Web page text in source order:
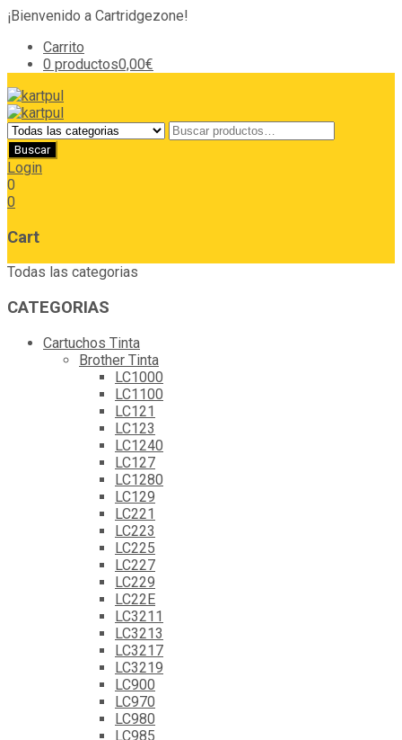
¡Bienvenido a Cartridgezone!
Carrito
0 productos0,00€
Login
0
0
Cart
Todas las categorias
CATEGORIAS
Cartuchos Tinta
Brother Tinta
LC1000
LC1100
LC121
LC123
LC1240
LC127
LC1280
LC129
LC221
LC223
LC225
LC227
LC229
LC22E
LC3211
LC3213
LC3217
LC3219
LC900
LC970
LC980
LC985